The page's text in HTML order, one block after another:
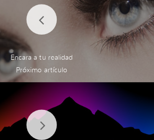
Encara a tu realidad